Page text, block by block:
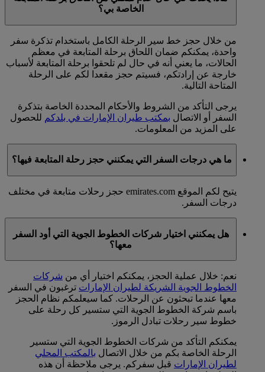
الخاصة بي؟
من خلال حجز خط سير الرحلة الكامل باستخدام تذكرة سفر
واحدة، يمكنكم ضمان اللحاق برحلة المتابعة في معظم
الحالات، ما يعني أنه في حال لم تلحقوا برحلة المتابعة لأسباب
خارجة عن إرادتكم، فسيتم حجز مقعدا لكم على الرحلة
المتاحة التالية.
يرجى التأكد من الشروط والأحكام المحددة الخاصة بتذكرة
السفر أو الاتصال بمكتب طيران الإمارات في بلدكم للحصول
على المزيد من المعلومات.
ما هي درجات السفر التي يمكنني حجز رحلة المتابعة فيها؟
يتيح لكم الموقع emirates.com حجز رحلات متابعة في مختلف
درجات السفر.
هل يمكنني اختيار شركات الخطوط الجوية التي أود السفر
معها؟
نعم: خلال عملية الحجز، يمكنكم اختيار أي من شركات
الخطوط الجوية الشريكة لطيران الإمارات ترغبون في السفر
معها عندما تبحثون عن الرحلات. كما سيعلمكم نظام الحجز
باسم شركة الخطوط الجوية التي ستسير كل رحلة على
خطوط سير رحلات تبادل الرموز.
يمكنكم التأكد من شركات الخطوط الجوية التي ستسير
الرحلة الخاصة بكم من خلال الاتصال بالمكتب المحلي
لطيران الإمارات قبل سفركم. يرجى ملاحظة أن هذه